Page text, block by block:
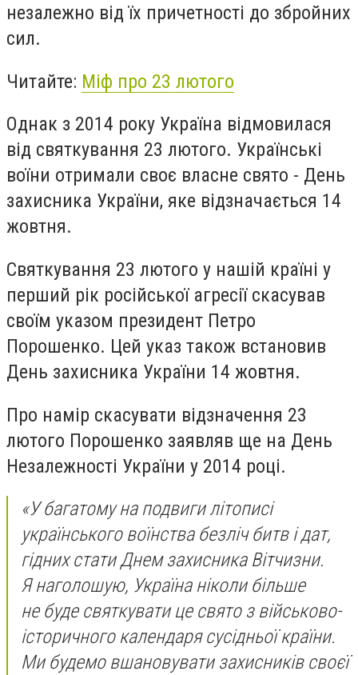
незалежно від їх причетності до збройних
сил.
Читайте: Міф про 23 лютого
Однак з 2014 року Україна відмовилася
від святкування 23 лютого. Українські
воїни отримали своє власне свято - День
захисника України, яке відзначається 14
жовтня.
Святкування 23 лютого у нашій країні у
перший рік російської агресії скасував
своїм указом президент Петро
Порошенко. Цей указ також встановив
День захисника України 14 жовтня.
Про намір скасувати відзначення 23
лютого Порошенко заявляв ще на День
Незалежності України у 2014 році.
«У багатому на подвиги літописі
українського воїнства безліч битв і дат,
гідних стати Днем захисника Вітчизни.
Я наголошую, Україна ніколи більше
не буде святкувати це свято з військово-
історичного календаря сусідньої країни.
Ми будемо вшановувати захисників своєї